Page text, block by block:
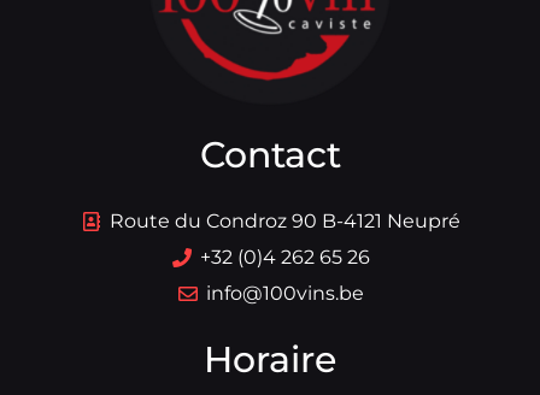
Contact
Route du Condroz 90 B-4121 Neupré
+32 (0)4 262 65 26
info@100vins.be
Horaire